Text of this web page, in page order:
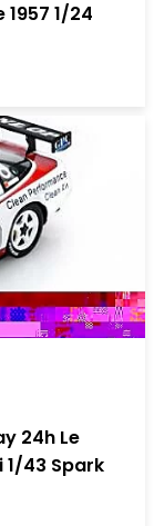
1/24
24h Le
1/43 Spark